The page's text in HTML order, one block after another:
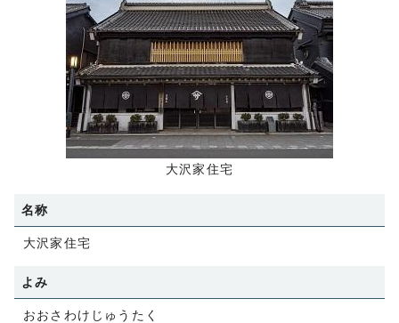
大沢家住宅
名称
大沢家住宅
よみ
おおさわけじゅうたく